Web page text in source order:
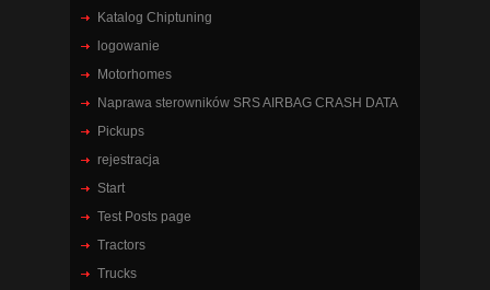
Katalog Chiptuning
logowanie
Motorhomes
Naprawa sterowników SRS AIRBAG CRASH DATA
Pickups
rejestracja
Start
Test Posts page
Tractors
Trucks